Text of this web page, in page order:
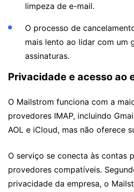
limpeza de e-mail.
O processo de
mais lento ao lidar com um
assinaturas.
Privacidade e acesso ao
O Mailstrom funciona com a
provedores IMAP, incluindo
AOL e iCloud, mas não oferece
O serviço se conecta às contas
provedores compatíveis.
privacidade da empresa, o